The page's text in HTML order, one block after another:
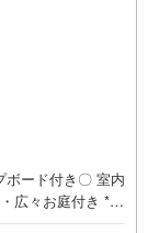
ード付き〇 室内
広々お庭付き **